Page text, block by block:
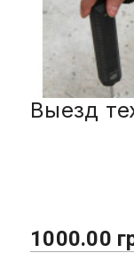
Выезд
1000.00